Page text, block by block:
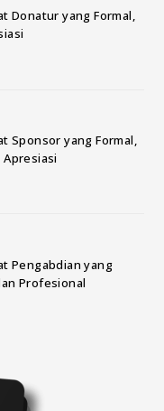
Donatur yang Formal,
Sponsor yang Formal,
Pengabdian yang
Profesional